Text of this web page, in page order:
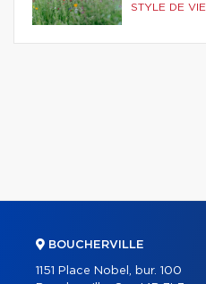
STYLE DE VIE
BOUCHERVILLE
1151 Place Nobel, bur. 100